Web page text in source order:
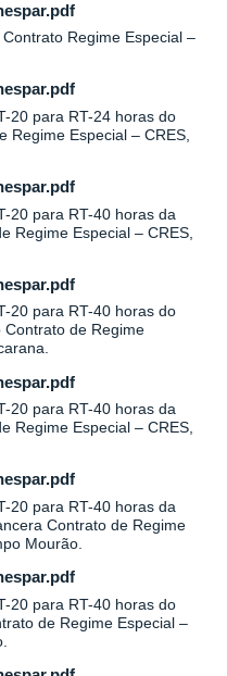
Regime Especial –
20 para RT-24 horas do
Regime Especial – CRES,
20 para RT-40 horas da
Regime Especial – CRES,
20 para RT-40 horas do
Contrato de Regime
20 para RT-40 horas da
Regime Especial – CRES,
20 para RT-40 horas da
Contrato de Regime
Mourão.
20 para RT-40 horas do
de Regime Especial –